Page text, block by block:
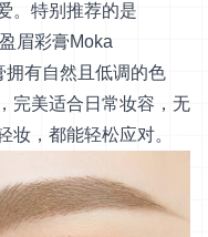
。特别推荐的是
眉彩膏Moka
拥有自然且低调的色
完美适合日常妆容，无
妆，都能轻松应对。